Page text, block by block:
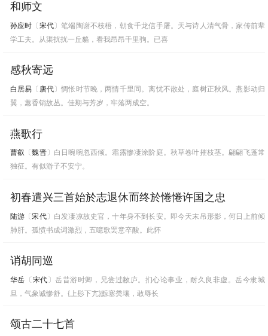
和师文
孙应时 〔 宋代〕笔端陶谢不枝梧，朝食千龙信手屠。天与诗人清气骨，家传前辈
学工夫。从渠扰扰一丘貉，看我昂昂千里驹。已喜
感秋寄远
白居易 〔 唐代〕惆怅时节晚，两情千里同。离忧不散处，庭树正秋风。燕影动归
翼，蕙香销故丛。佳期与芳岁，牢落两成空。
燕歌行
曹叡 〔魏晋〕白日晼晼忽西倾。霜露惨凄涂阶庭。秋草卷叶摧枝茎。翩翩飞蓬常
独征。有似游子不安宁。
初春遣兴三首始於志退休而终於惓惓许国之忠
陆游 〔宋代〕白发凄凉故史官，十年身不到长安。即今天末吊形影，何日上前倾
肺肝。孤愤书成词激烈，五噫歌罢意卒酸。此怀
诮胡同巡
华岳 〔 宋代 〕岳昔游时卿，兄尝过敝庐。扪心论事业，耐久良非虚。岳今隶城
旦，气象诚惨舒。{上髟下亢}黥塞粪壤，敢辱长
颂古二十七首